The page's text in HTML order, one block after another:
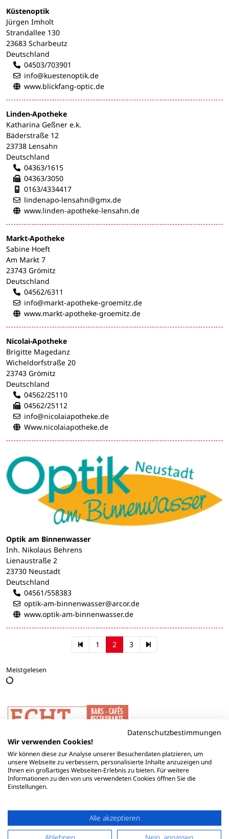
Küstenoptik
Jürgen Imholt
Strandallee 130
23683 Scharbeutz
Deutschland
04503/703901
info@kuestenoptik.de
www.blickfang-optic.de
Linden-Apotheke
Katharina Geßner e.k.
Bäderstraße 12
23738 Lensahn
Deutschland
04363/1615
04363/3050
Mobilnummer:
0163/4334417
lindenapo-lensahn@gmx.de
www.linden-apotheke-lensahn.de
Markt-Apotheke
Sabine Hoeft
Am Markt 7
23743 Grömitz
Deutschland
04562/6311
info@markt-apotheke-groemitz.de
www.markt-apotheke-groemitz.de
Nicolai-Apotheke
Brigitte Magedanz
Wicheldorfstraße 20
23743 Grömitz
Deutschland
04562/25110
04562/25112
info@nicolaiapotheke.de
Www.nicolaiapotheke.de
Optik am Binnenwasser
Inh. Nikolaus Behrens
Lienaustraße 2
23730 Neustadt
Deutschland
04561/558383
optik-am-binnenwasser@arcor.de
www.optik-am-binnenwasser.de
1 2 3
Meistgelesen
Datenschutzbestimmungen
Wir verwenden Cookies!
Wir können diese zur Analyse unserer Besucherdaten platzieren, um
unsere Webseite zu verbessern, personalisierte Inhalte anzuzeigen und
Ihnen ein großartiges Webseiten-Erlebnis zu bieten. Für weitere
Informationen zu den von uns verwendeten Cookies öffnen Sie die
Einstellungen.
Alle akzeptieren